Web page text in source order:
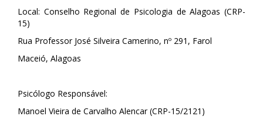
Local: Conselho Regional de Psicologia de Alagoas (CRP-
15)
Rua Professor José Silveira Camerino, nº 291, Farol
Maceió, Alagoas
Psicólogo Responsável:
Manoel Vieira de Carvalho Alencar (CRP-15/2121)